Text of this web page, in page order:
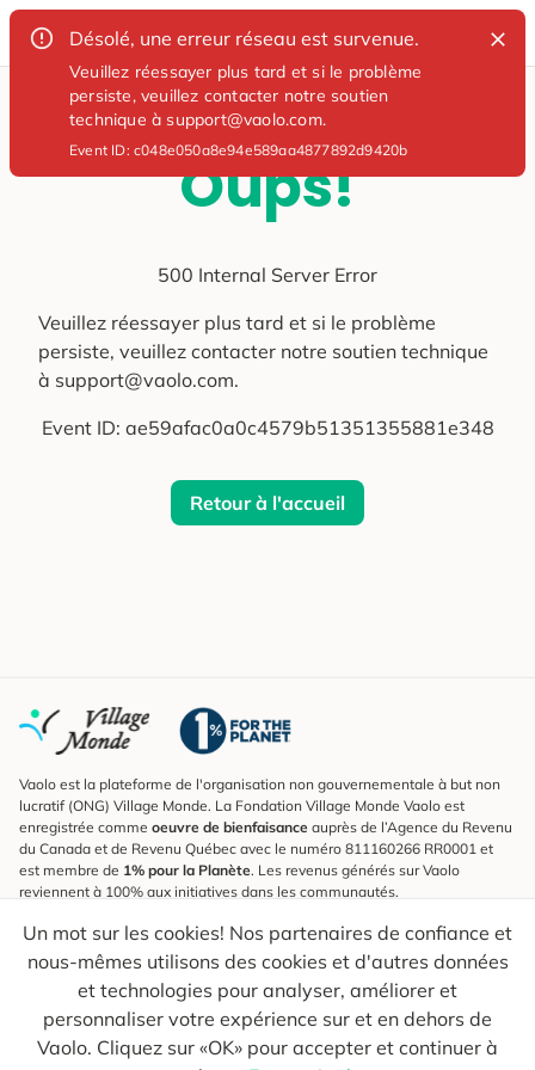
Désolé, une erreur réseau est survenue.
Veuillez réessayer plus tard et si le problème
persiste, veuillez contacter notre soutien
technique à support@vaolo.com.
Event ID:c048e050a8e94e589aa4877892d9420b
Oups!
500 Internal Server Error
Veuillez réessayer plus tard et si le problème
persiste, veuillez contacter notre soutien technique
à support@vaolo.com.
Event ID: ae59afac0a0c4579b51351355881e348
Retour à l'accueil
Un mot sur les cookies! Nos partenaires de confiance et
nous-mêmes utilisons des cookies et d'autres données
et technologies pour analyser, améliorer et
personnaliser votre expérience sur et en dehors de
Vaolo. Cliquez sur «OK» pour accepter et continuer à
Vaolo est la plateforme de l'organisation non gouvernementale à but non
lucratif (ONG) Village Monde. La Fondation Village Monde Vaolo est
enregistrée comme oeuvre de bienfaisance auprès de l’Agence du Revenu
du Canada et de Revenu Québec avec le numéro 811160266 RR0001 et
est membre de 1% pour la Planète. Les revenus générés sur Vaolo
reviennent à 100% aux initiatives dans les communautés.
S'inscrire à l'infolettre
Pour connaître les nouveautés, suivre nos explorateurs et recevoir des
astuces pour des voyages plus conscients.
Ton courriel Envoyer